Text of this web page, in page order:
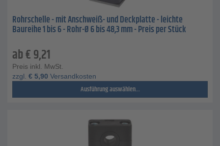
Rohrschelle - mit Anschweiß- und Deckplatte - leichte
Baureihe 1 bis 6 - Rohr-Ø 6 bis 48,3 mm - Preis per Stück
ab€9,21
Preis inkl. MwSt.
zzgl. € 5,90 Versandkosten
Ausführung auswählen...